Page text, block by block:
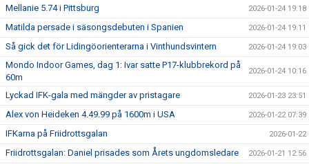
Mellanie 5.74 i Pittsburg 2026-01-24 19:18
Matilda persade i säsongsdebuten i Spanien 2026-01-24 19:11
Så gick det för Lidingöorienterarna i Vinthundsvintern 2026-01-24 19:03
Mondo Indoor Games, dag 1: Ivar satte P17-klubbrekord på
60m
2026-01-24 10:16
Lyckad IFK-gala med mängder av pristagare 2026-01-23 23:51
Alex von Heideken 4.49.99 på 1600m i USA 2026-01-22 07:39
IFKarna på Friidrottsgalan 2026-01-22
Friidrottsgalan: Daniel prisades som Årets ungdomsledare 2026-01-21 12:56